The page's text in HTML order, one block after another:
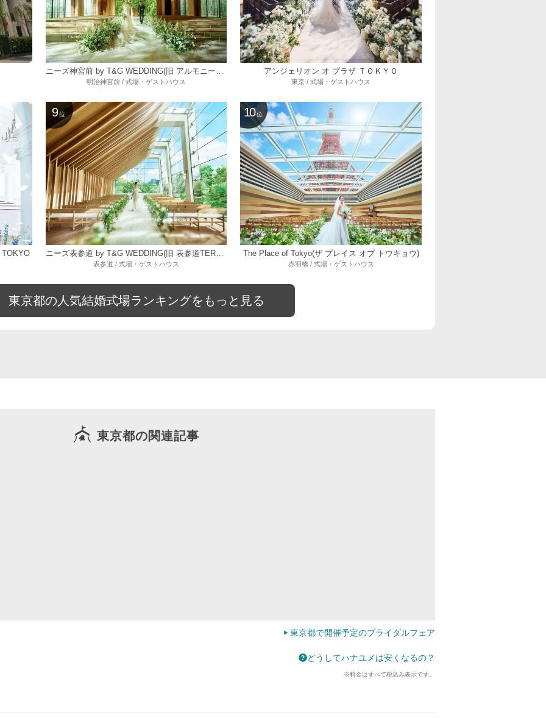
明治神宮前 / 式場・ゲストハウス
アンジェリオン オ プラザ ＴＯＫＹＯ
東京 / 式場・ゲストハウス
9 位
ニーズ表参道 by T&G WEDDING(旧 表参道TERRACE)
表参道 / 式場・ゲストハウス
10 位
The Place of Tokyo(ザ プレイス オブ トウキョウ)
赤羽橋 / 式場・ゲストハウス
東京都の人気結婚式場ランキングをもっと見る
東京都の関連記事
東京都で開催予定のブライダルフェア
どうしてハナユメは安くなるの？
※料金はすべて税込み表示です。